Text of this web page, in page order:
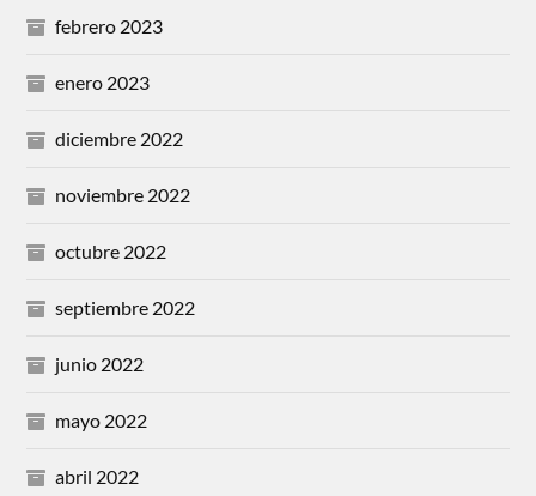
febrero 2023
enero 2023
diciembre 2022
noviembre 2022
octubre 2022
septiembre 2022
junio 2022
mayo 2022
abril 2022